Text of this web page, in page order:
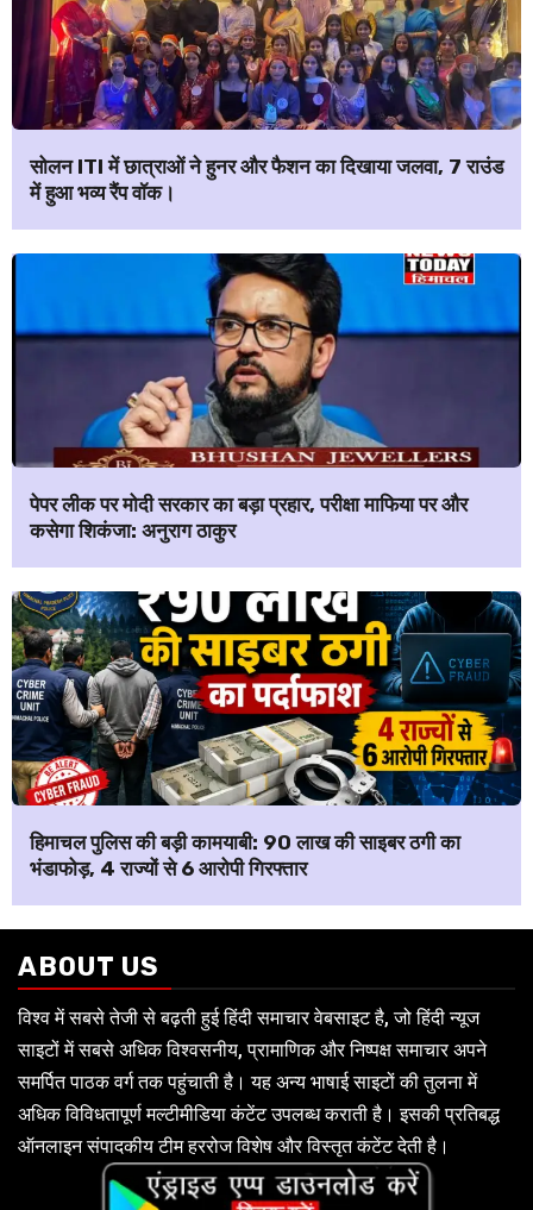
सोलन ITI में छात्राओं ने हुनर और फैशन का दिखाया जलवा, 7 राउंड
में हुआ भव्य रैंप वॉक।
पेपर लीक पर मोदी सरकार का बड़ा प्रहार, परीक्षा माफिया पर और
कसेगा शिकंजा: अनुराग ठाकुर
हिमाचल पुलिस की बड़ी कामयाबी: ₹90 लाख की साइबर ठगी का
भंडाफोड़, 4 राज्यों से 6 आरोपी गिरफ्तार
ABOUT US
विश्व में सबसे तेजी से बढ़ती हुई हिंदी समाचार वेबसाइट है, जो हिंदी न्यूज
साइटों में सबसे अधिक विश्वसनीय, प्रामाणिक और निष्पक्ष समाचार अपने
समर्पित पाठक वर्ग तक पहुंचाती है। यह अन्य भाषाई साइटों की तुलना में
अधिक विविधतापूर्ण मल्टीमीडिया कंटेंट उपलब्ध कराती है। इसकी प्रतिबद्ध
ऑनलाइन संपादकीय टीम हररोज विशेष और विस्तृत कंटेंट देती है।